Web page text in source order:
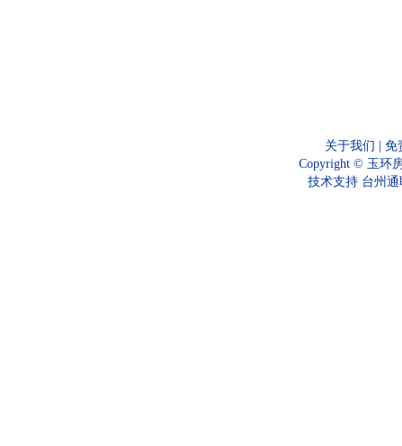
关于我们
免
Copyright © 玉环
技术支持 台州